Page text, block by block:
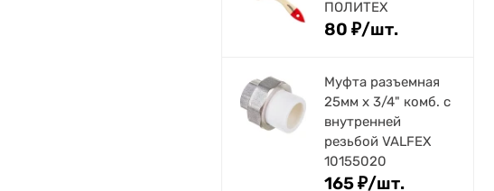
ПОЛИТЕХ
80 ₽/шт.
Муфта разъемная
25мм х 3/4" комб. с
внутренней
резьбой VALFEX
10155020
165₽/шт.